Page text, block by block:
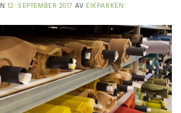
12. SEPTEMBER 2017 AV EIKPARKEN